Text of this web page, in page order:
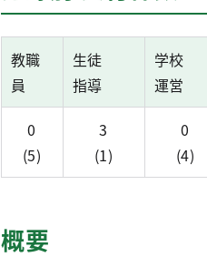
教職
員
生徒
指導
学校
運営
0
(5)
3
(1)
0
(4)
概要